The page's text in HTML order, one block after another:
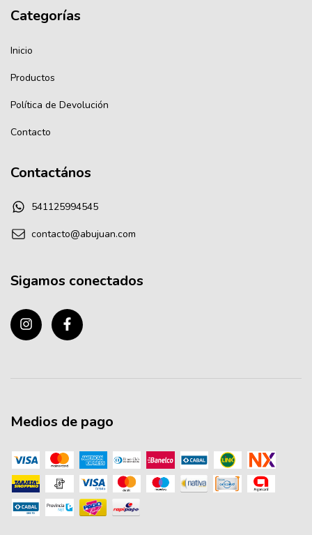
Categorías
Inicio
Productos
Política de Devolución
Contacto
Contactános
541125994545
contacto@abujuan.com
Sigamos conectados
Medios de pago